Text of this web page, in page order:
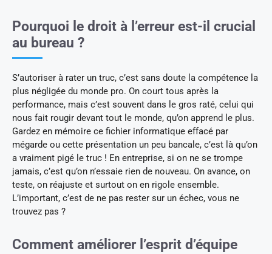
Pourquoi le droit à l’erreur est-il crucial
au bureau ?
S’autoriser à rater un truc, c’est sans doute la compétence la
plus négligée du monde pro. On court tous après la
performance, mais c’est souvent dans le gros raté, celui qui
nous fait rougir devant tout le monde, qu’on apprend le plus.
Gardez en mémoire ce fichier informatique effacé par
mégarde ou cette présentation un peu bancale, c’est là qu’on
a vraiment pigé le truc ! En entreprise, si on ne se trompe
jamais, c’est qu’on n’essaie rien de nouveau. On avance, on
teste, on réajuste et surtout on en rigole ensemble.
L’important, c’est de ne pas rester sur un échec, vous ne
trouvez pas ?
Comment améliorer l’esprit d’équipe